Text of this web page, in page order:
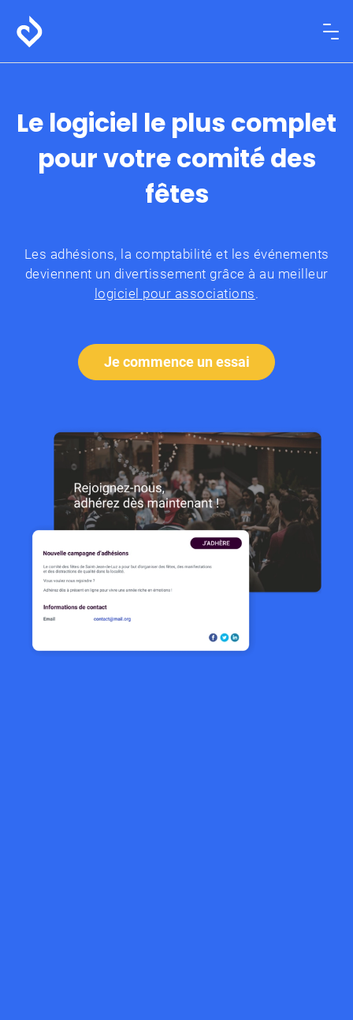
Le logiciel le plus complet
pour votre comité des
fêtes
Les adhésions, la comptabilité et les événements
deviennent un divertissement grâce à au meilleur
logiciel pour associations.
Je commence un essai